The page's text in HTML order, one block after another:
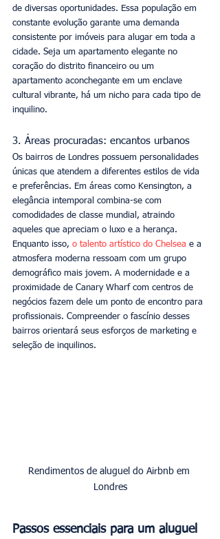
de diversas oportunidades. Essa população em
constante evolução garante uma demanda
consistente por imóveis para alugar em toda a
cidade. Seja um apartamento elegante no
coração do distrito financeiro ou um
apartamento aconchegante em um enclave
cultural vibrante, há um nicho para cada tipo de
inquilino.
3. Áreas procuradas: encantos urbanos
Os bairros de Londres possuem personalidades
únicas que atendem a diferentes estilos de vida
e preferências. Em áreas como Kensington, a
elegância intemporal combina-se com
comodidades de classe mundial, atraindo
aqueles que apreciam o luxo e a herança.
Enquanto isso, o talento artístico do Chelsea e a
atmosfera moderna ressoam com um grupo
demográfico mais jovem. A modernidade e a
proximidade de Canary Wharf com centros de
negócios fazem dele um ponto de encontro para
profissionais. Compreender o fascínio desses
bairros orientará seus esforços de marketing e
seleção de inquilinos.
Rendimentos de aluguel do Airbnb em
Londres
Passos essenciais para um aluguel